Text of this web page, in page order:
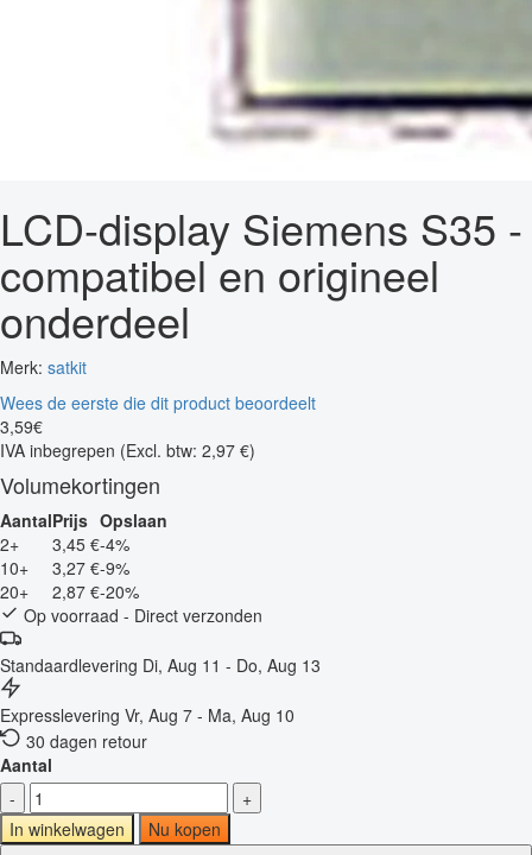
LCD-display Siemens S35 -
compatibel en origineel
onderdeel
Merk: satkit
Wees de eerste die dit product beoordeelt
3,59€
IVA inbegrepen (Excl. btw: 2,97 €)
Volumekortingen
AantalPrijs Opslaan
2+
3,45 €-4%
10+
3,27 €-9%
20+
2,87 €-20%
Op voorraad - Direct verzonden
Standaardlevering Di, Aug 11 - Do, Aug 13
Expresslevering Vr, Aug 7 - Ma, Aug 10
30 dagen retour
Aantal
-
+
In winkelwagen
Nu kopen